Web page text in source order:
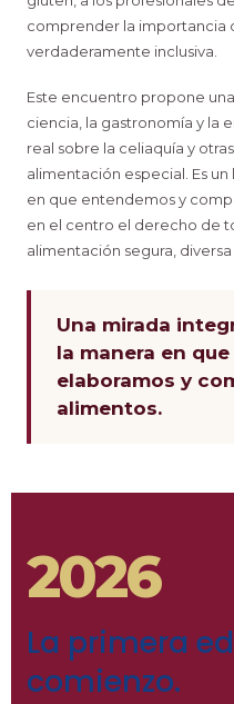
comprender la importancia
verdaderamente inclusiva.
Este encuentro propone
ciencia, la gastronomía y la
real sobre la celiaquía y
alimentación especial. Es
en que entendemos y
en el centro el derecho de
alimentación segura, diversa
Una mirada
la manera en
elaboramos y
alimentos.
2026
La primera
comienzo.